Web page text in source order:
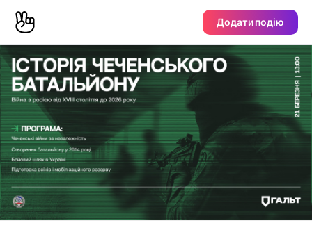
Додати подію